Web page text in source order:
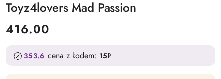
Toyz4lovers Mad Passion
cena:
416.00
353.6 cena z kodem: 15P